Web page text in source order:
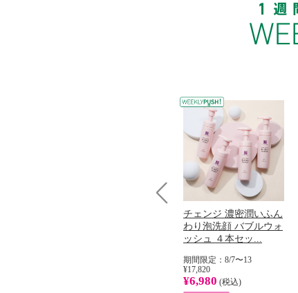
チェンジ 濃密潤いふん
わり泡洗顔 バブルウォ
ッシュ ４本セッ...
期間限定：8/7〜13
¥17,820
¥6,980 (税込)